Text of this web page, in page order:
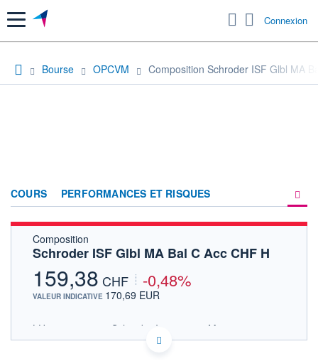
Menu Connexion
Bourse OPCVM Composition Schroder ISF Glbl MA
COURS PERFORMANCES ET RISQUES
Composition
Schroder ISF Glbl MA Bal C Acc CHF H
159,38 CHF -0,48%
VALEUR INDICATIVE 170,69 EUR
LU0776415134 - Schroder Investment Management
(Europe) S.A.